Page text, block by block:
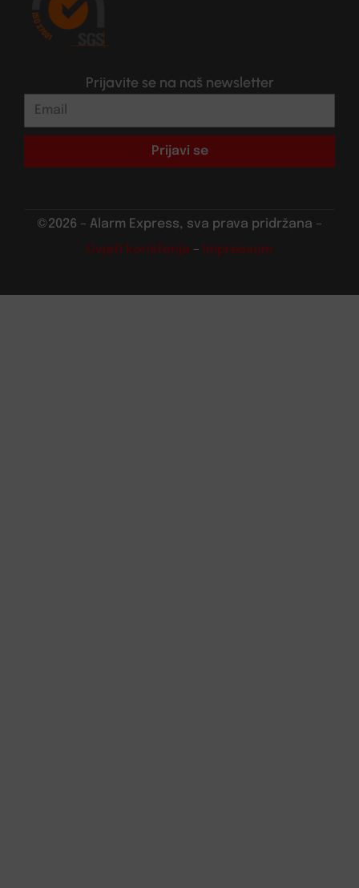
Prijavite se na naš newsletter
Prijavi se
©2026 – Alarm Express, sva prava pridržana –
Uvjeti korištenja – Impressum